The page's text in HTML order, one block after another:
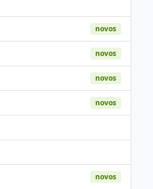
novos
novos
novos
novos
novos